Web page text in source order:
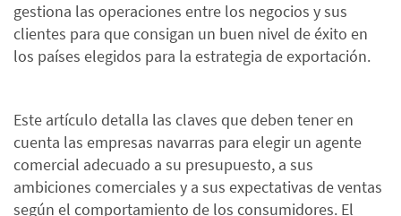
gestiona las operaciones entre los negocios y sus
clientes para que consigan un buen nivel de éxito en
los países elegidos para la estrategia de exportación.
Este artículo detalla las claves que deben tener en
cuenta las empresas navarras para elegir un agente
comercial adecuado a su presupuesto, a sus
ambiciones comerciales y a sus expectativas de ventas
según el comportamiento de los consumidores. El